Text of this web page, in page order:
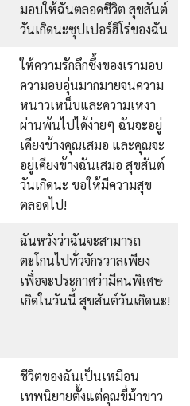
มอบให้ฉันตลอดชีวิต สุขสันต์
วันเกิดนะซุปเปอร์ฮีโร่ของฉัน
ให้ความรักลึกซึ้งของเรามอบ
ความอบอุ่นมากมายจนความ
หนาวเหน็บและความเหงา
ผ่านพ้นไปได้ง่ายๆ ฉันจะอยู่
เคียงข้างคุณเสมอ และคุณจะ
อยู่เคียงข้างฉันเสมอ สุขสันต์
วันเกิดนะ ขอให้มีความสุข
ตลอดไป!
ฉันหวังว่าฉันจะสามารถ
ตะโกนไปทั่วจักรวาลเพียง
เพื่อจะประกาศว่ามีคนพิเศษ
เกิดในวันนี้ สุขสันต์วันเกิดนะ!
ชีวิตของฉันเป็นเหมือน
เทพนิยายตั้งแต่คุณขี่ม้าขาว